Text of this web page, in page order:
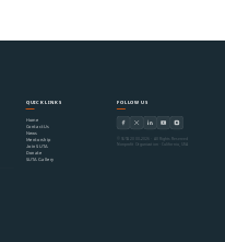
QUICK LINKS
Home
Contact Us
News
Mentorship
Join SUTA
Donate
SUTA Gallery
FOLLOW US
© SUTA 2000–2026 · All Rights Reserved
Nonprofit Organization · California, USA